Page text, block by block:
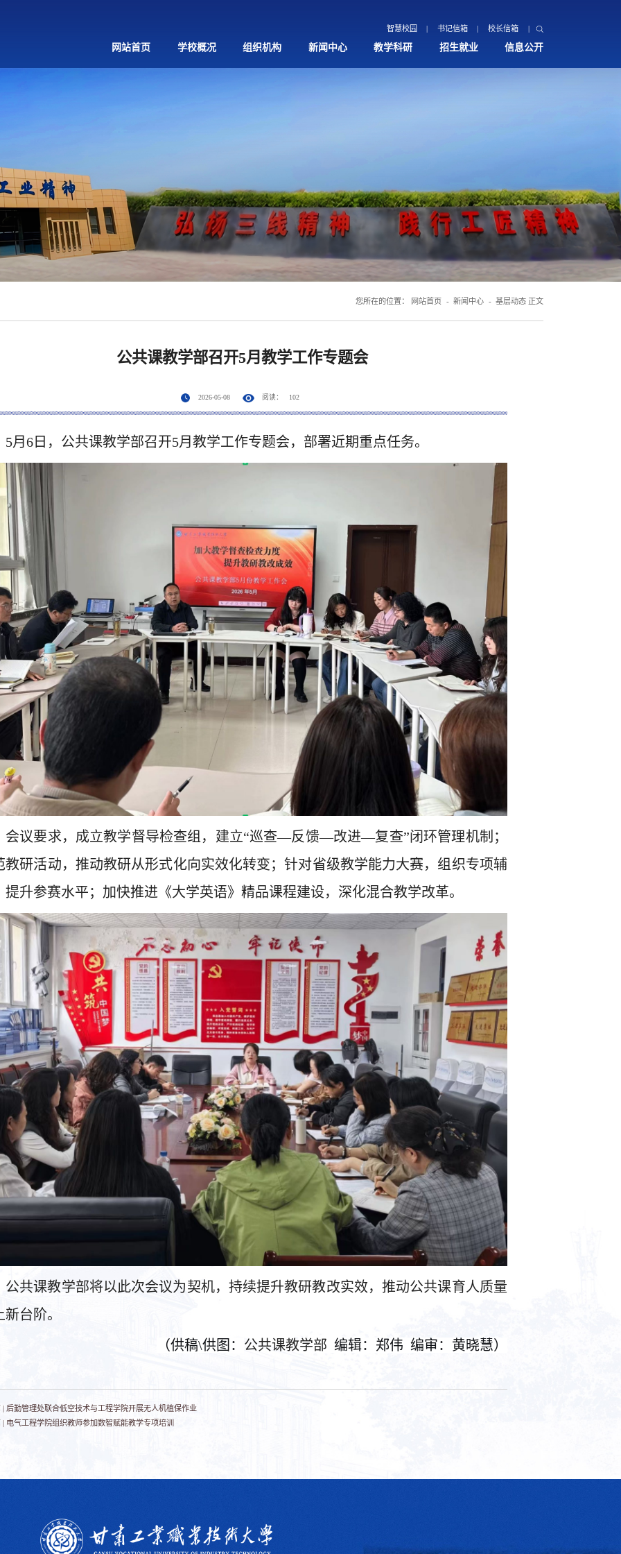
智慧校园 书记信箱 校长信箱
网站首页 学校概况 组织机构 新闻中心 教学科研 招生就业 信息公开
您所在的位置： 网站首页 新闻中心 基层动态 正文
公共课教学部召开5月教学工作专题会
2026-05-08 阅读： 102
5月6日，公共课教学部召开5月教学工作专题会，部署近期重点任务。
会议要求，成立教学督导检查组，建立“巡查—反馈—改进—复查”闭环管理机制；
教研活动，推动教研从形式化向实效化转变；针对省级教学能力大赛，组织专项辅
提升参赛水平；加快推进《大学英语》精品课程建设，深化混合教学改革。
公共课教学部将以此次会议为契机，持续提升教研教改实效，推动公共课育人质量
新台阶。
（供稿\供图： 公共课教学部 编辑：郑伟 编审：黄晓慧）
后勤管理处联合低空技术与工程学院开展无人机植保作业
电气工程学院组织教师参加数智赋能教学专项培训